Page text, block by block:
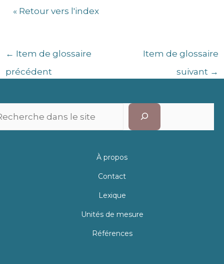
« Retour vers l'index
← Item de glossaire
précédent
Item de glossaire
suivant →
À propos
Contact
Lexique
Unités de mesure
Références